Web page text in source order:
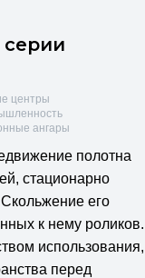
центры
ангары
полотна
стационарно
его
к нему роликов.
использования,
перед